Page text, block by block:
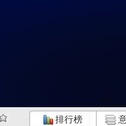
排行榜